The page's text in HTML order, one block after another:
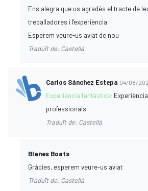
Ens alegra que us agradés el tracte de
treballadores i l'experiència
Esperem veure-us aviat de nou
Traduït de: Castellà
Carlos Sánchez Estepa 04/08/
Experiència fantàstica:
professionals.
Traduït de: Castellà
Blanes Boats
Gràcies, esperem veure-us aviat
Traduït de: Castellà